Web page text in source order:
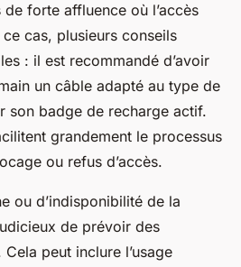
forte affluence où l’accès
cas, plusieurs conseils
: il est recommandé d’avoir
un câble adapté au type de
son badge de recharge actif.
grandement le processus
ou refus d’accès.
ou d’indisponibilité de la
de prévoir des
peut inclure l’usage